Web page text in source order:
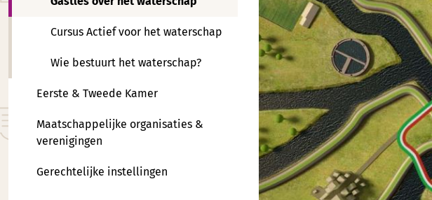
Cursus Actief voor het waterschap
Wie bestuurt het waterschap?
Eerste & Tweede Kamer
Maatschappelijke organisaties &
verenigingen
Gerechtelijke instellingen